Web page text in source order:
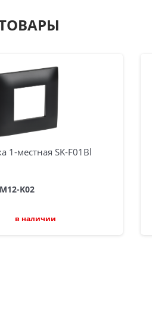
1-местная SK-F01Bl
K02
в наличии